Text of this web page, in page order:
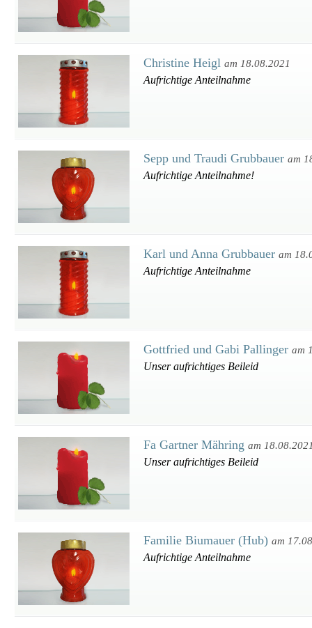
Christine Heigl am 18.08.2021
Aufrichtige Anteilnahme
Sepp und Traudi Grubbauer am
Aufrichtige Anteilnahme!
Karl und Anna Grubbauer am
Aufrichtige Anteilnahme
Gottfried und Gabi Pallinger am
Unser aufrichtiges Beileid
Fa Gartner Mähring am
Unser aufrichtiges Beileid
Familie Biumauer (Hub) am
Aufrichtige Anteilnahme